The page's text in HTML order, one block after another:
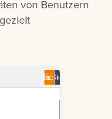
von Benutzern